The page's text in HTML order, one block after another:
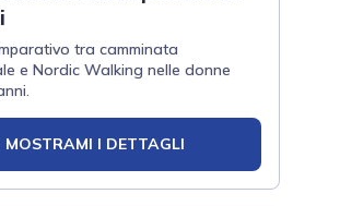
tra camminata
e Nordic Walking nelle donne
MOSTRAMI I DETTAGLI